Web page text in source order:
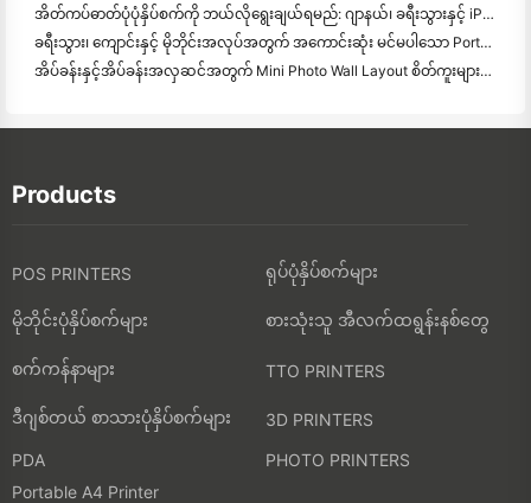
အိတ်ကပ်ဓာတ်ပုံပုံနှိပ်စက်ကို ဘယ်လိုရွေးချယ်ရမည်: ဂျာနယ်၊ ခရီးသွားနှင့် iPhone အသုံးပြုသူများအတွက် အပြည့်အဝ
ခရီးသွား၊ ကျောင်းနှင့် မိုဘိုင်းအလုပ်အတွက် အကောင်းဆုံး မင်မပါသော Portable Printer: Hanin MT620 Pro Review
အိပ်ခန်းနှင့်အိပ်ခန်းအလှဆင်အတွက် Mini Photo Wall Layout စိတ်ကူးများနှင့်အကြံပေးချက်များ
Products
POS PRINTERS ရုပ်ပုံနှိပ်စက်များ
မိုဘိုင်းပုံနှိပ်စက်များ စားသုံးသူ အီလက်ထရွန်းနစ်တွေ
စက်ကန်နာများ TTO PRINTERS
ဒီဂျစ်တယ် စာသားပုံနှိပ်စက်များ
3D PRINTERS
PDA
PHOTO PRINTERS
Portable A4 Printer